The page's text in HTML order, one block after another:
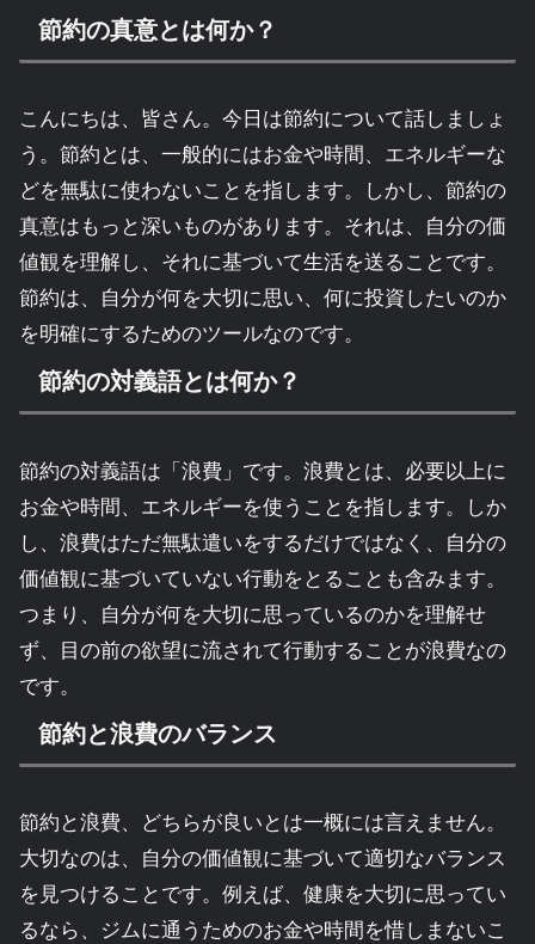
節約の真意とは何か？
こんにちは、皆さん。今日は節約について話しましょ
う。節約とは、一般的にはお金や時間、エネルギーな
どを無駄に使わないことを指します。しかし、節約の
真意はもっと深いものがあります。それは、自分の価
値観を理解し、それに基づいて生活を送ることです。
節約は、自分が何を大切に思い、何に投資したいのか
を明確にするためのツールなのです。
節約の対義語とは何か？
節約の対義語は「浪費」です。浪費とは、必要以上に
お金や時間、エネルギーを使うことを指します。しか
し、浪費はただ無駄遣いをするだけではなく、自分の
価値観に基づいていない行動をとることも含みます。
つまり、自分が何を大切に思っているのかを理解せ
ず、目の前の欲望に流されて行動することが浪費なの
です。
節約と浪費のバランス
節約と浪費、どちらが良いとは一概には言えません。
大切なのは、自分の価値観に基づいて適切なバランス
を見つけることです。例えば、健康を大切に思ってい
るなら、ジムに通うためのお金や時間を惜しまないこ